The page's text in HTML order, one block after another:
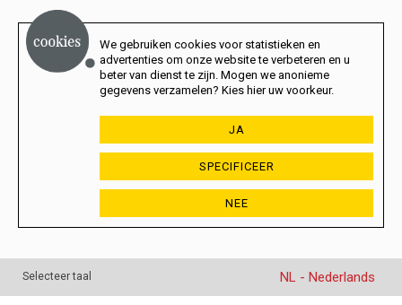
We gebruiken cookies voor statistieken en
advertenties om onze website te verbeteren en u
beter van dienst te zijn. Mogen we anonieme
gegevens verzamelen? Kies hier uw voorkeur.
JA
SPECIFICEER
NEE
Selecteer taal NL - Nederlands